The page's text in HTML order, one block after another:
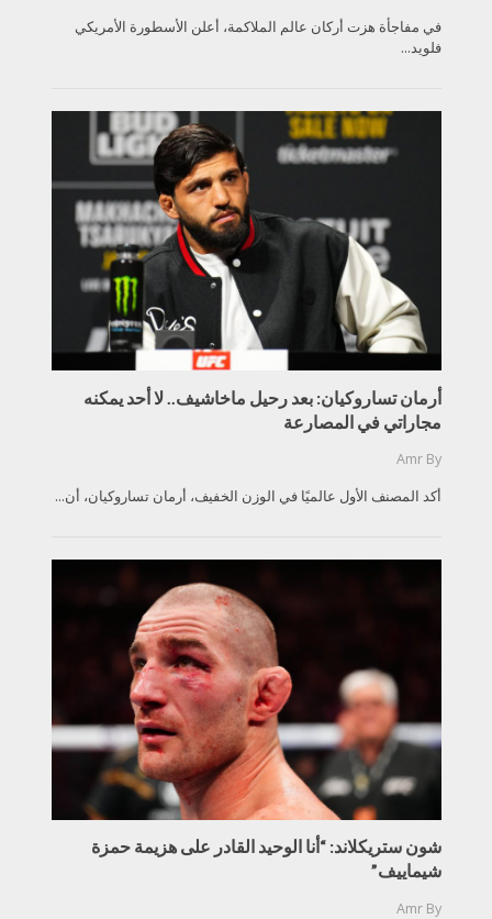
في مفاجأة هزت أركان عالم الملاكمة، أعلن الأسطورة الأمريكي
فلويد...
أرمان تساروكيان: بعد رحيل ماخاشيف.. لا أحد يمكنه
مجاراتي في المصارعة
By
Amr
أكد المصنف الأول عالميًا في الوزن الخفيف، أرمان تساروكيان، أن...
شون ستريكلاند: “أنا الوحيد القادر على هزيمة حمزة
شيماييف”
By
Amr